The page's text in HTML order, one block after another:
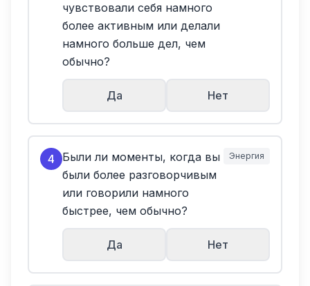
чувствовали себя намного
более активным или делали
намного больше дел, чем
обычно?
Да Нет
4
Были ли моменты, когда вы
были более разговорчивым
или говорили намного
быстрее, чем обычно?
Энергия
Да Нет